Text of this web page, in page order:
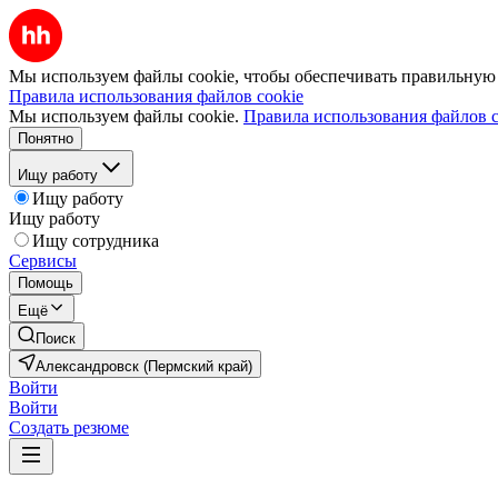
Мы используем файлы cookie, чтобы обеспечивать правильную
Правила использования файлов cookie
Мы используем файлы cookie. Правила использования файлов
Понятно
Ищу работу
Ищу работу
Ищу работу
Ищу сотрудника
Сервисы
Помощь
Ещё
Поиск
Александровск (Пермский край)
Войти
Войти
Создать резюме